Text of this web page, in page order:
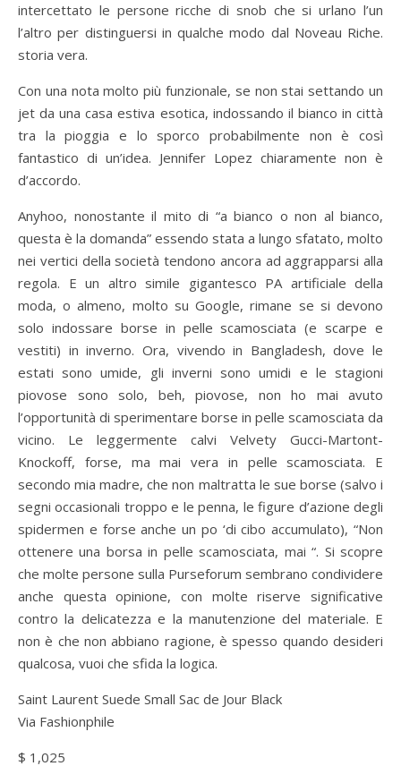
intercettato le persone ricche di snob che si urlano l’un
l’altro per distinguersi in qualche modo dal Noveau Riche.
storia vera.
Con una nota molto più funzionale, se non stai settando un
jet da una casa estiva esotica, indossando il bianco in città
tra la pioggia e lo sporco probabilmente non è così
fantastico di un’idea. Jennifer Lopez chiaramente non è
d’accordo.
Anyhoo, nonostante il mito di “a bianco o non al bianco,
questa è la domanda” essendo stata a lungo sfatato, molto
nei vertici della società tendono ancora ad aggrapparsi alla
regola. E un altro simile gigantesco PA artificiale della
moda, o almeno, molto su Google, rimane se si devono
solo indossare borse in pelle scamosciata (e scarpe e
vestiti) in inverno. Ora, vivendo in Bangladesh, dove le
estati sono umide, gli inverni sono umidi e le stagioni
piovose sono solo, beh, piovose, non ho mai avuto
l’opportunità di sperimentare borse in pelle scamosciata da
vicino. Le leggermente calvi Velvety Gucci-Martont-
Knockoff, forse, ma mai vera in pelle scamosciata. E
secondo mia madre, che non maltratta le sue borse (salvo i
segni occasionali troppo e le penna, le figure d’azione degli
spidermen e forse anche un po ‘di cibo accumulato), “Non
ottenere una borsa in pelle scamosciata, mai “. Si scopre
che molte persone sulla Purseforum sembrano condividere
anche questa opinione, con molte riserve significative
contro la delicatezza e la manutenzione del materiale. E
non è che non abbiano ragione, è spesso quando desideri
qualcosa, vuoi che sfida la logica.
Saint Laurent Suede Small Sac de Jour Black
Via Fashionphile
$ 1,025